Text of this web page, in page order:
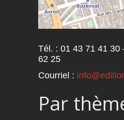
Tél. : 01 43 71 41 30
62 25
Courriel :
Par